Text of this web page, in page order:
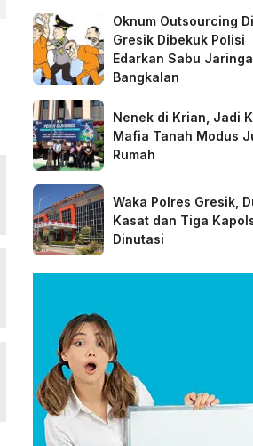
Oknum Outsourcing
Gresik Dibekuk Polisi
Edarkan Sabu
Bangkalan
Nenek di Krian, Jadi
Mafia Tanah Modus
Rumah
Waka Polres Gresik,
Kasat dan Tiga
Dinutasi